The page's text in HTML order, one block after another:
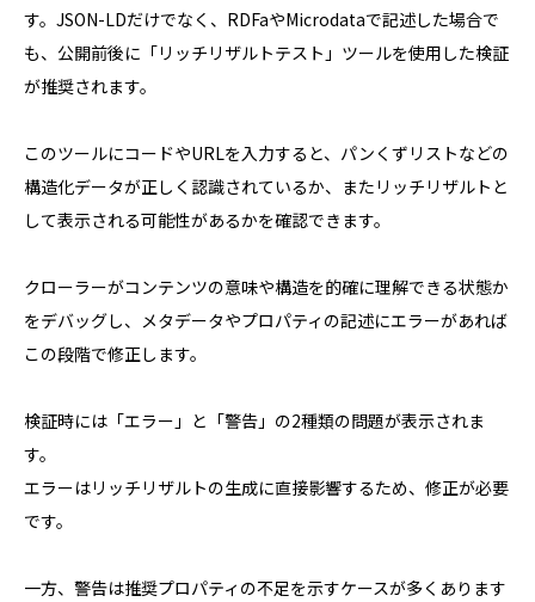
す。JSON-LDだけでなく、RDFaやMicrodataで記述した場合で
も、公開前後に「リッチリザルトテスト」ツールを使用した検証
が推奨されます。
このツールにコードやURLを入力すると、パンくずリストなどの
構造化データが正しく認識されているか、またリッチリザルトと
して表示される可能性があるかを確認できます。
クローラーがコンテンツの意味や構造を的確に理解できる状態か
をデバッグし、メタデータやプロパティの記述にエラーがあれば
この段階で修正します。
検証時には「エラー」と「警告」の2種類の問題が表示されま
す。
エラーはリッチリザルトの生成に直接影響するため、修正が必要
です。
一方、警告は推奨プロパティの不足を示すケースが多くあります